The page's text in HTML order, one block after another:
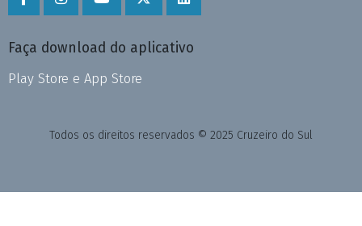
Faça download do aplicativo
Play Store e App Store
Todos os direitos reservados © 2025 Cruzeiro do Sul